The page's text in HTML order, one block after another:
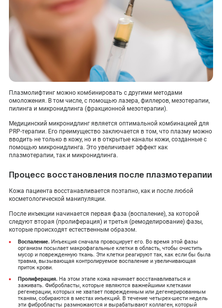
Плазмолифтинг можно комбинировать с другими методами
омоложения. В том числе, с помощью лазера, филлеров, мезотерапии,
пилинга и микронидлинга (фракционной мезотерапии).
Медицинский микронидлинг является оптимальной комбинацией для
PRP-терапии. Его преимущество заключается в том, что плазму можно
вводить не только в кожу, но и в открытые каналы кожи, созданные с
помощью микронидлинга. Это увеличивает эффект как
плазмотерапии, так и микронидлинга.
Процесс восстановления после плазмотерапии
Кожа пациента восстанавливается поэтапно, как и после любой
косметологической манипуляции.
После инъекции начинается первая фаза (воспаление), за которой
следуют вторая (пролиферация) и третья (ремоделирование) фазы,
которые происходят естественным образом.
Воспаление. Инъекция сначала провоцирует его. Во время этой фазы
организм посылает макрофагальные клетки в область, чтобы очистить
мусор и поврежденную ткань. Эти клетки реагируют так, как если бы была
травма, вызывающая контролируемое воспаление и увеличивающая
приток крови.
Пролиферация. На этом этапе кожа начинает восстанавливаться и
заживать. Фибробласты, которые являются важнейшими клетками
регенерации, которых не хватает поврежденным или дегенерированным
тканям, собираются в местах инъекций. В течение четырех-шести недель
эти фибробласты размножаются и вырабатывают коллаген, который